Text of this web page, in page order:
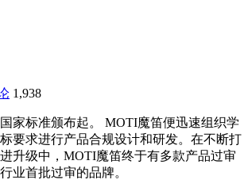
1,938
家标准颁布起。 MOTI魔笛便迅速组织学
要求进行产品合规设计和研发。在不断打
升级中，MOTI魔笛终于有多款产品过审
业首批过审的品牌。